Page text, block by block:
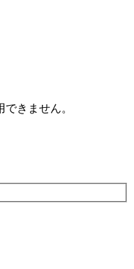
きません。